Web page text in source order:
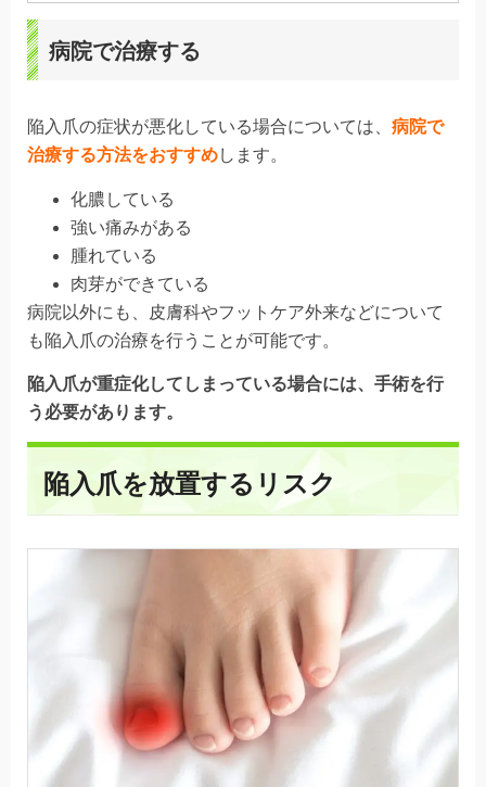
病院で治療する
陥入爪の症状が悪化している場合については、 病院で
治療する方法をおすすめします。
化膿している
強い痛みがある
腫れている
肉芽ができている
病院以外にも、
皮膚科やフットケア外来などについて
も陥入爪の治療を行うことが可能です。
陥入爪が重症化してしまっている場合には、手術を行
う必要があります。
陥入爪を放置するリスク